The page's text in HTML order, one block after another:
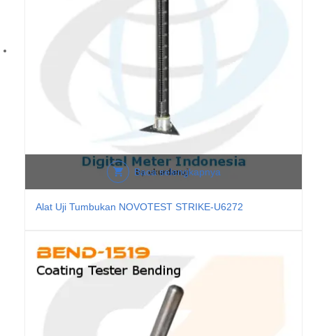
Baca selengkapnya
Alat Uji Tumbukan NOVOTEST STRIKE-U6272